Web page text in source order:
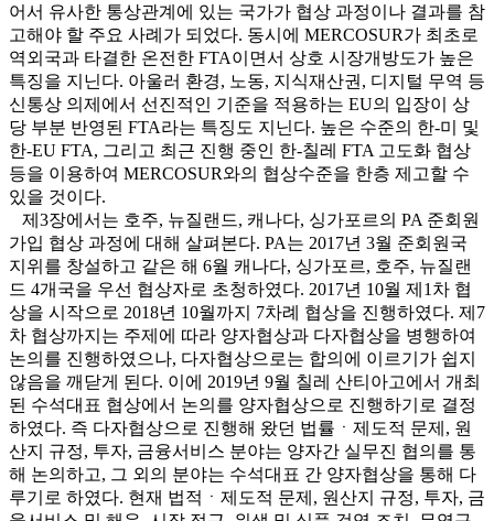
어서 유사한 통상관계에 있는 국가가 협상 과정이나 결과를 참
고해야 할 주요 사례가 되었다. 동시에 MERCOSUR가 최초로
역외국과 타결한 온전한 FTA이면서 상호 시장개방도가 높은
특징을 지닌다. 아울러 환경, 노동, 지식재산권, 디지털 무역 등
신통상 의제에서 선진적인 기준을 적용하는 EU의 입장이 상
당 부분 반영된 FTA라는 특징도 지닌다. 높은 수준의 한-미 및
한-EU FTA, 그리고 최근 진행 중인 한-칠레 FTA 고도화 협상
등을 이용하여 MERCOSUR와의 협상수준을 한층 제고할 수
있을 것이다.
제3장에서는 호주, 뉴질랜드, 캐나다, 싱가포르의 PA 준회원
가입 협상 과정에 대해 살펴본다. PA는 2017년 3월 준회원국
지위를 창설하고 같은 해 6월 캐나다, 싱가포르, 호주, 뉴질랜
드 4개국을 우선 협상자로 초청하였다. 2017년 10월 제1차 협
상을 시작으로 2018년 10월까지 7차례 협상을 진행하였다. 제7
차 협상까지는 주제에 따라 양자협상과 다자협상을 병행하여
논의를 진행하였으나, 다자협상으로는 합의에 이르기가 쉽지
않음을 깨닫게 된다. 이에 2019년 9월 칠레 산티아고에서 개최
된 수석대표 협상에서 논의를 양자협상으로 진행하기로 결정
하였다. 즉 다자협상으로 진행해 왔던 법률ㆍ제도적 문제, 원
산지 규정, 투자, 금융서비스 분야는 양자간 실무진 협의를 통
해 논의하고, 그 외의 분야는 수석대표 간 양자협상을 통해 다
루기로 하였다. 현재 법적ㆍ제도적 문제, 원산지 규정, 투자, 금